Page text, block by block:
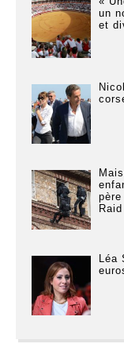
un
et
Léa